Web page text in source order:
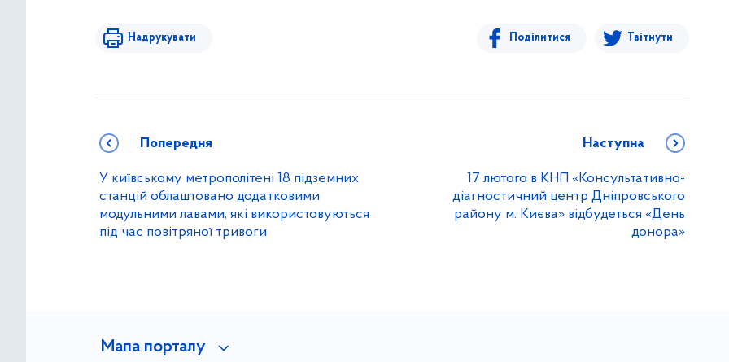
Надрукувати Поділитися Твітнути
Попередня
У київському метрополітені 18 підземних
станцій облаштовано додатковими
модульними лавами, які використовуються
під час повітряної тривоги
Наступна
17 лютого в КНП «Консультативно-
діагностичний центр Дніпровського
району м. Києва» відбудеться «День
донора»
Мапа порталу